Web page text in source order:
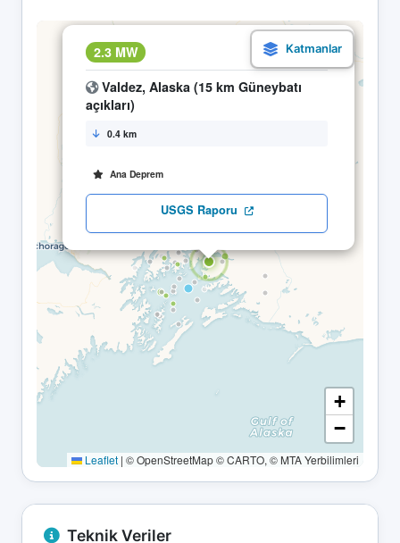
2.3 MW 30.04 12:14
Valdez, Alaska (15 km Güneybatı
açıkları)
0.4 km
Ana Deprem
USGS Raporu
×
+
−
Leaflet | © OpenStreetMap © CARTO, © MTA Yerbilimleri
Teknik Veriler